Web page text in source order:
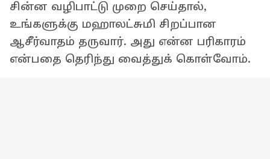
சின்ன வழிபாட்டு முறை செய்தால்,
உங்களுக்கு மஹாலட்சுமி சிறப்பான
ஆசீர்வாதம் தருவார். அது என்ன பரிகாரம்
என்பதை தெரிந்து வைத்துக் கொள்வோம்.